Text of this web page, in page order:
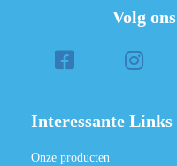
Volg
Interessante Links
Onze producten